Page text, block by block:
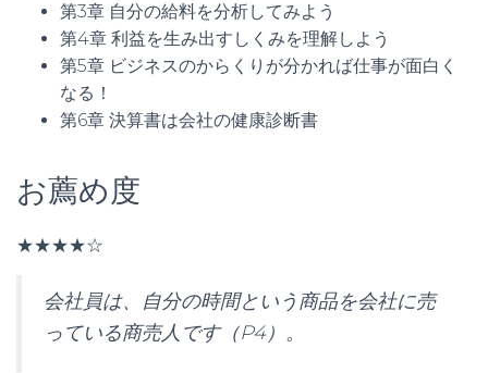
第3章 自分の給料を分析してみよう
第4章 利益を生み出すしくみを理解しよう
第5章 ビジネスのからくりが分かれば仕事が面白く
なる！
第6章 決算書は会社の健康診断書
お薦め度
★★★★☆
会社員は、自分の時間という商品を会社に売
っている商売人です（P4）。